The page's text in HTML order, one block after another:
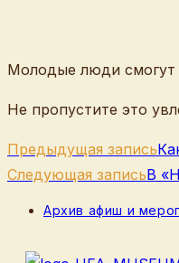
Молодые люди смогут
Не пропустите это
Еще
статьи
Предыдущая запись
Следующая записьВ
Рубрика
Архив афиш и